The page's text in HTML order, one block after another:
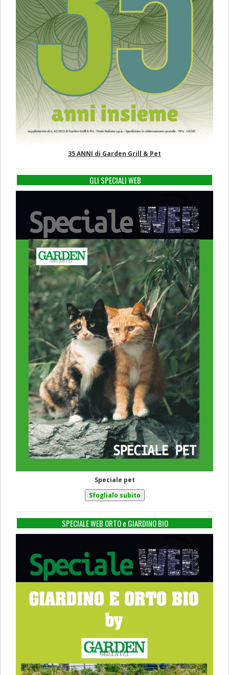
35 ANNI di Garden Grill & Pet
GLI SPECIALI WEB
Speciale pet
SPECIALE WEB ORTO e GIARDINO BIO